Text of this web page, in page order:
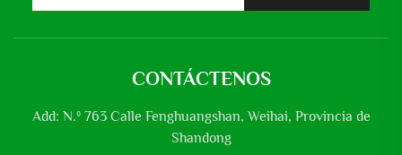
CONTÁCTENOS
Add: N.º 763 Calle Fenghuangshan, Weihai, Provincia de
Shandong